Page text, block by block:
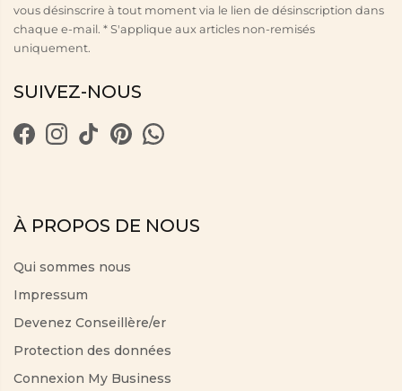
vous désinscrire à tout moment via le lien de désinscription dans
chaque e-mail. * S'applique aux articles non-remisés
uniquement.
SUIVEZ-NOUS
À PROPOS DE NOUS
Qui sommes nous
Impressum
Devenez Conseillère/er
Protection des données
Connexion My Business